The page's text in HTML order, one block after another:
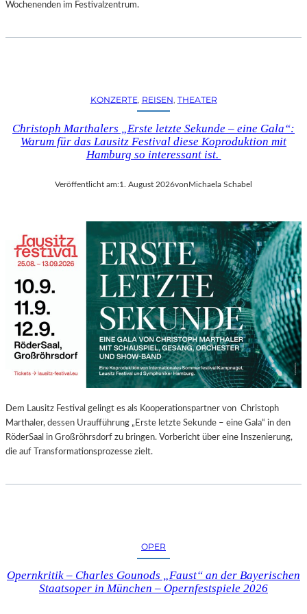
W
S
C
H
N
N
S
T
Ü
H
L
E
N
“
–
A
U
S
S
T
R
I
Wochenenden im Festivalzentrum.
KONZERTE, REISEN THEATER
Christoph Marthalers „Erste letzte Sekunde – eine Gala“:
Warum für das Lausitz Festival diese Koproduktion mit
Hamburg so interessant ist.
Veröffentlicht am:1. August 2026vonMichaela Schabel
Dem Lausitz Festival gelingt es als Kooperationspartner von Christoph
Marthaler, dessen Uraufführung „Erste letzte Sekunde – eine Gala“ in den
RöderSaal in Großröhrsdorf zu bringen. Vorbericht über eine Inszenierung,
die auf Transformationsprozesse zielt.
OPER
Opernkritik – Charles Gounods „Faust“ an der Bayerischen
Staatsoper in München – Opernfestspiele 2026